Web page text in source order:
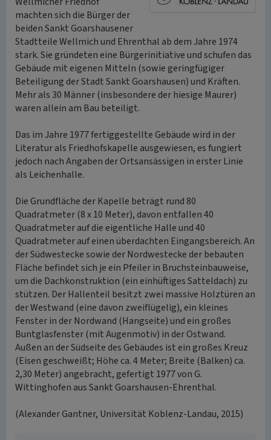
machten sich die Bürger der
beiden Sankt Goarshausener
Stadtteile Wellmich und Ehrenthal ab dem Jahre 1974
stark. Sie gründeten eine Bürgerinitiative und schufen das
Gebäude mit eigenen Mitteln (sowie geringfügiger
Beteiligung der Stadt Sankt Goarshausen) und Kräften.
Mehr als 30 Männer (insbesondere der hiesige Maurer)
waren allein am Bau beteiligt.
Das im Jahre 1977 fertiggestellte Gebäude wird in der
Literatur als Friedhofskapelle ausgewiesen, es fungiert
jedoch nach Angaben der Ortsansässigen in erster Linie
als Leichenhalle.
Die Grundfläche der Kapelle beträgt rund 80
Quadratmeter (8 x 10 Meter), davon entfallen 40
Quadratmeter auf die eigentliche Halle und 40
Quadratmeter auf einen überdachten Eingangsbereich. An
der Südwestecke sowie der Nordwestecke der bebauten
Fläche befindet sich je ein Pfeiler in Bruchsteinbauweise,
um die Dachkonstruktion (ein einhüftiges Satteldach) zu
stützen. Der Hallenteil besitzt zwei massive Holztüren an
der Westwand (eine davon zweiflügelig), ein kleines
Fenster in der Nordwand (Hangseite) und ein großes
Buntglasfenster (mit Augenmotiv) in der Ostwand.
Außen an der Südseite des Gebäudes ist ein großes Kreuz
(Eisen geschweißt; Höhe ca. 4 Meter; Breite (Balken) ca.
2,30 Meter) angebracht, gefertigt 1977 von G.
Wittinghofen aus Sankt Goarshausen-Ehrenthal.
(Alexander Gantner, Universität Koblenz-Landau, 2015)